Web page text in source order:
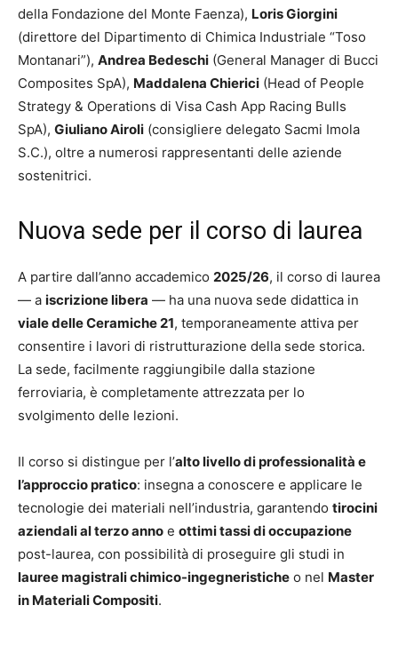
della Fondazione del Monte Faenza), Loris Giorgini
(direttore del Dipartimento di Chimica Industriale “Toso
Montanari”), Andrea Bedeschi (General Manager di Bucci
Composites SpA), Maddalena Chierici (Head of People
Strategy & Operations di Visa Cash App Racing Bulls
SpA), Giuliano Airoli (consigliere delegato Sacmi Imola
S.C.), oltre a numerosi rappresentanti delle aziende
sostenitrici.
Nuova sede per il corso di laurea
A partire dall’anno accademico 2025/26, il corso di laurea
— a iscrizione libera — ha una nuova sede didattica in
viale delle Ceramiche 21, temporaneamente attiva per
consentire i lavori di ristrutturazione della sede storica.
La sede, facilmente raggiungibile dalla stazione
ferroviaria, è completamente attrezzata per lo
svolgimento delle lezioni.
Il corso si distingue per l’alto livello di professionalità e
l’approccio pratico: insegna a conoscere e applicare le
tecnologie dei materiali nell’industria, garantendo tirocini
aziendali al terzo anno e ottimi tassi di occupazione
post-laurea, con possibilità di proseguire gli studi in
lauree magistrali chimico-ingegneristiche o nel Master
in Materiali Compositi.